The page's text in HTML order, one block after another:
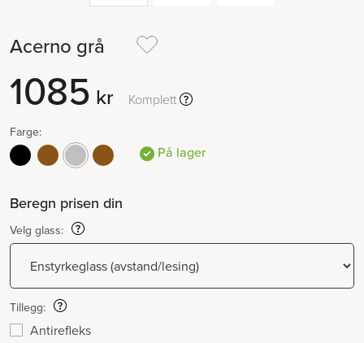
Acerno grå
1085 kr Komplett
Farge:
På lager
Beregn prisen din
Velg glass:
Tillegg:
Antirefleks